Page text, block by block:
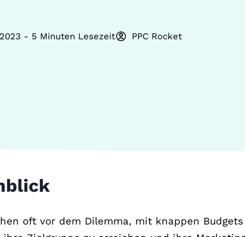
- 5 Minuten Lesezeit PPC Rocket
oft vor dem Dilemma, mit knappen Budgets